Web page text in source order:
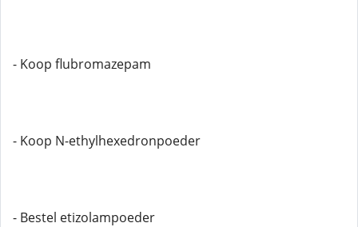
- Koop flubromazepam
- Koop N-ethylhexedronpoeder
- Bestel etizolampoeder